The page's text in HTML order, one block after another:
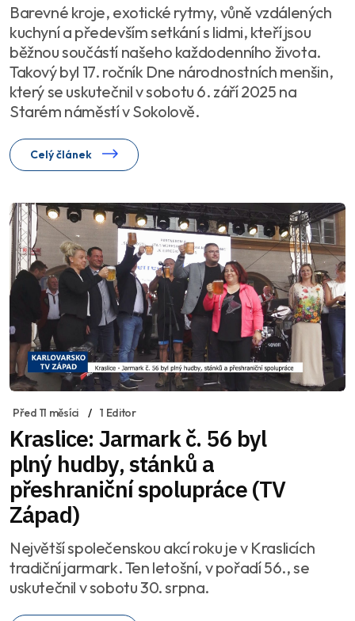
Barevné kroje, exotické rytmy, vůně vzdálených
kuchyní a především setkání s lidmi, kteří jsou
běžnou součástí našeho každodenního života.
Takový byl 17. ročník Dne národnostních menšin,
který se uskutečnil v sobotu 6. září 2025 na
Starém náměstí v Sokolově.
Celý článek
Před 11 měsíci 1 Editor
Kraslice: Jarmark č. 56 byl
plný hudby, stánků a
přeshraniční spolupráce (TV
Západ)
Největší společenskou akcí roku je v Kraslicích
tradiční jarmark. Ten letošní, v pořadí 56., se
uskutečnil v sobotu 30. srpna.